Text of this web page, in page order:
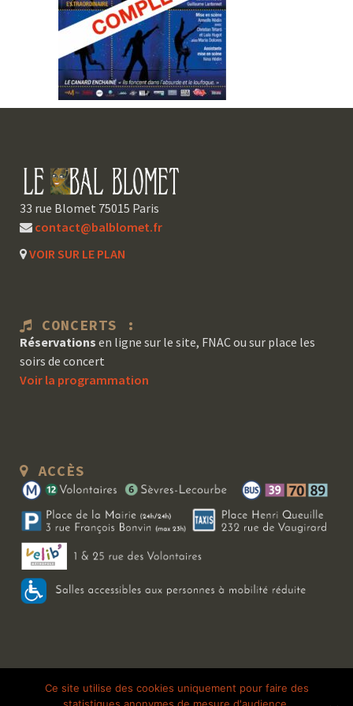
33 rue Blomet 75015 Paris
contact@balblomet.fr
VOIR SUR LE PLAN
CONCERTS :
Réservations en ligne sur le site, FNAC ou sur place les
soirs de concert
Voir la programmation
ACCÈS
Copyright 2026 Le Bal Blomet | Tous droits réservés | Mentions légales
Ce site utilise des cookies uniquement pour faire des